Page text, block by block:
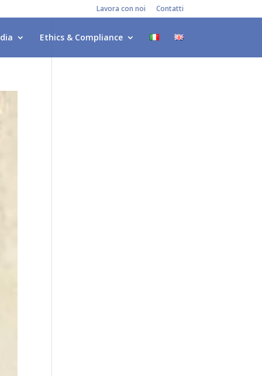
Lavora con noi Contatti
Ethics & Compliance